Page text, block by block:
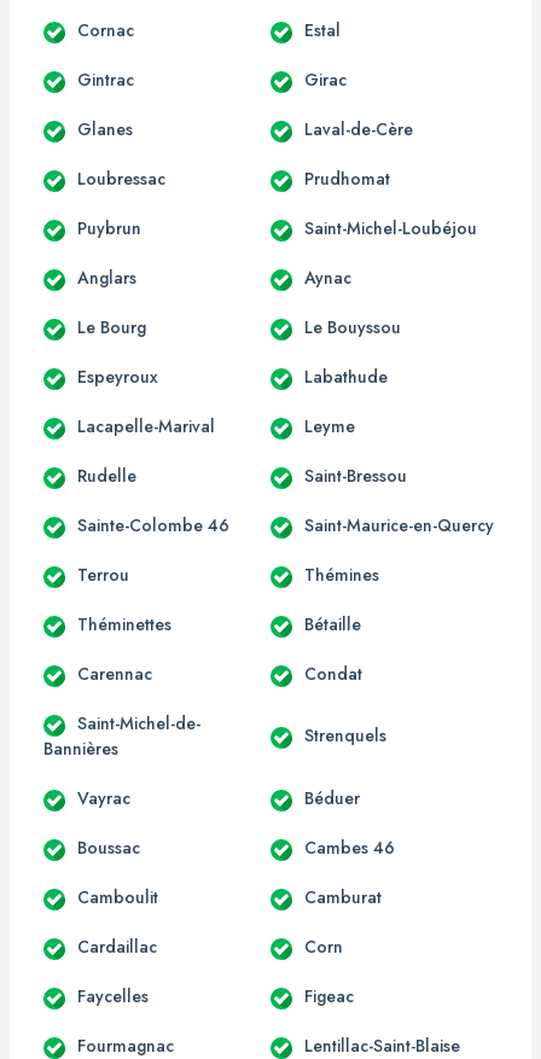
Cornac Estal
Gintrac Girac
Glanes Laval-de-Cère
Loubressac Prudhomat
Puybrun Saint-Michel-Loubéjou
Anglars Aynac
Le Bourg Le Bouyssou
Espeyroux Labathude
Lacapelle-Marival Leyme
Rudelle Saint-Bressou
Sainte-Colombe 46 Saint-Maurice-en-Quercy
Terrou Thémines
Théminettes Bétaille
Carennac Condat
Saint-Michel-de-
Bannières
Strenquels
Vayrac Béduer
Boussac Cambes 46
Camboulit Camburat
Cardaillac Corn
Faycelles Figeac
Fourmagnac Lentillac-Saint-Blaise